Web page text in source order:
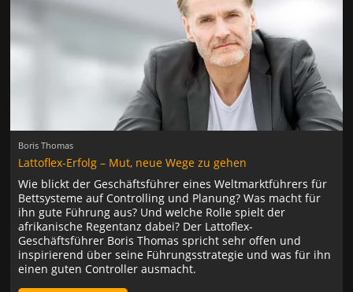
Boris Thomas
Lattoflex-Erfolg – Mut, neue Wege zu gehen
Wie blickt der Geschäftsführer eines Weltmarktführers für
Bettsysteme auf Controlling und Planung? Was macht für
ihn gute Führung aus? Und welche Rolle spielt der
afrikanische Regentanz dabei? Der Lattoflex-
Geschäftsführer Boris Thomas spricht sehr offen und
inspirierend über seine Führungsstrategie und was für ihn
einen guten Controller ausmacht.